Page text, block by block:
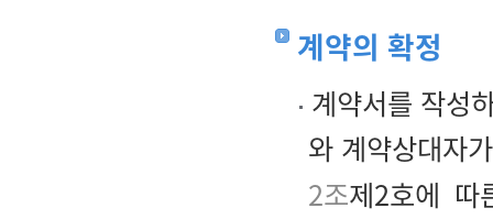
계약의 확정
계약서를 작성
와 계약상대자
2조제2호에 따